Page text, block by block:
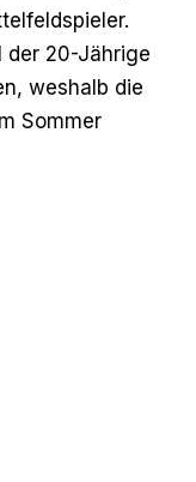
der 20-Jährige
weshalb die
Sommer